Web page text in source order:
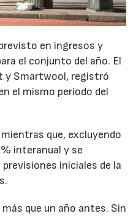
en ingresos y
el conjunto del año. El
y Smartwool, registró
el mismo periodo del
que, excluyendo
interanual y se
iniciales de la
que un año antes. Sin